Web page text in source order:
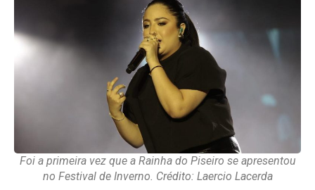
Foi a primeira vez que a Rainha do Piseiro se apresentou
no Festival de Inverno. Crédito: Laercio Lacerda